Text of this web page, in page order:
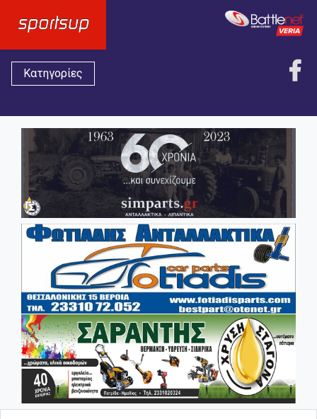
Κατηγορίες